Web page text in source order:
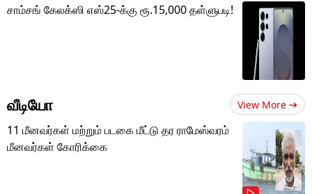
சாம்சங் கேலக்ஸி எஸ்25-க்கு ரூ.15,000 தள்ளுபடி!
வீடியோ View More
11 மீனவர்கள் மற்றும் படகை மீட்டு தர ராமேஸ்வரம்
மீனவர்கள் கோரிக்கை